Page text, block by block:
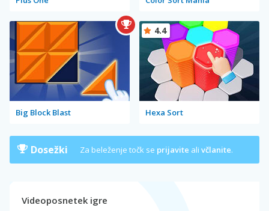
Big Block Blast Hexa Sort
4.4
Dosežki Za beleženje točk se prijavite ali včlanite.
Videoposnetek igre